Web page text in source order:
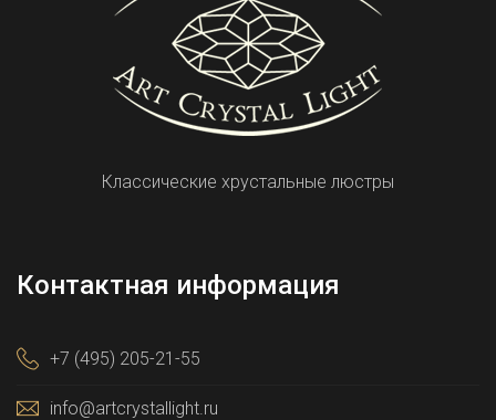
Классические хрустальные люстры
Контактная информация
+7 (495) 205-21-55
info@artcrystallight.ru